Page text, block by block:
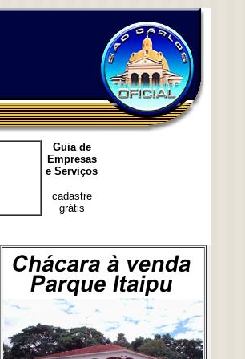
Guia de
Empresas
e Serviços
cadastre
grátis